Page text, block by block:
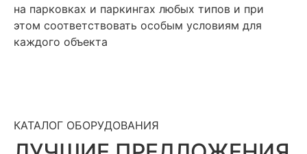
на парковках и паркингах любых типов и при
этом соответствовать особым условиям для
каждого объекта
КАТАЛОГ ОБОРУДОВАНИЯ